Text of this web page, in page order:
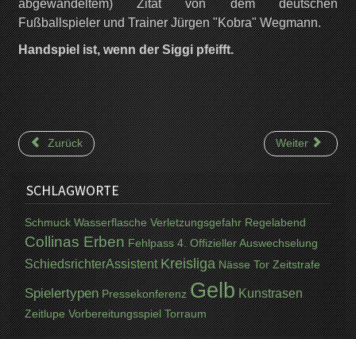
abgewandeltem) Zitat von dem deutschen
Fußballspieler und Trainer Jürgen "Kobra" Wegmann.
Handspiel ist, wenn der Siggi pfeifft.
Zurück Weiter
SCHLAGWORTE
Schmuck Wasserflasche Verletzungsgefahr Regelabend
Collinas Erben Fehlpass 4. Offizieller Auswechselung
SchiedsrichterAssistent Kreisliga Nässe Tor Zeitstrafe
Spielertypen Pressekonferenz Gelb Kunstrasen
Zeitlupe Vorbereitungsspiel Torraum